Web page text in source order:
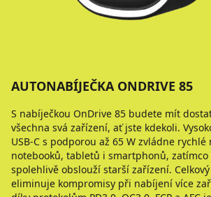
AUTONABÍJEČKA ONDRIVE 85
S nabíječkou OnDrive 85 budete mít
všechna svá zařízení, ať jste kdekoli.
USB‑C s podporou až 65 W zvládne
notebooků, tabletů i smartphonů, zatímco
spolehlivě obslouží starší zařízení. Celkový
eliminuje kompromisy při nabíjení více